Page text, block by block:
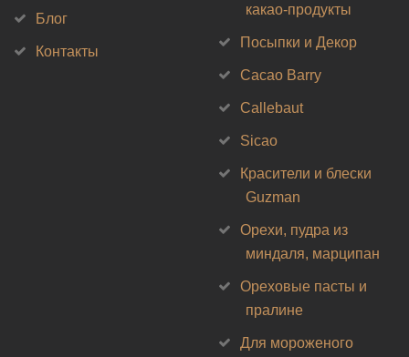
Блог
Контакты
какао-продукты
Посыпки и Декор
Cacao Barry
Callebaut
Sicao
Красители и блески
Guzman
Орехи, пудра из
миндаля, марципан
Ореховые пасты и
пралине
Для мороженого